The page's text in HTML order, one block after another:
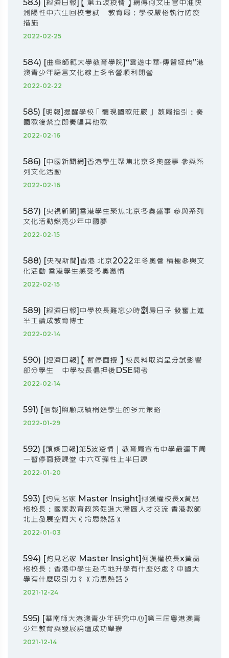
583) [經濟日報]【第五波疫情】網傳何文田官中准快
測陽性中六生回校考試 教育局：學校嚴格執行防疫
措施
2022-02-25
584) [曲阜師範大學教育學院]“雲遊中華·傳習經典”港
澳青少年語言文化線上冬令營順利閉營
2022-02-22
585) [明報]提醒學校「體現國歌莊嚴」 教局指引：奏
國歌後禁立即奏唱其他歌
2022-02-16
586) [中國新聞網]香港學生聚焦北京冬奧盛事 參與系
列文化活動
2022-02-16
587) [央視新聞]香港學生聚焦北京冬奧盛事 參與系列
文化活動燃亮少年中國夢
2022-02-15
588) [央視新聞]香港 北京2022年冬奧會 積極參與文
化活動 香港學生感受冬奧激情
2022-02-15
589) [經濟日報]中學校長難忘少時劏房日子 發奮上進
半工讀成教育博士
2022-02-14
590) [經濟日報]【暫停面授】校長料取消呈分試影響
部分學生 中學校長倡押後DSE開考
2022-02-14
591) [信報]照顧成績稍遜學生的多元策略
2022-01-29
592) [頭條日報]第5波疫情｜教育局宣布中學最遲下周
一暫停面授課堂 中六可彈性上半日課
2022-01-20
593) [灼見名家 Master Insight]何漢權校長x黃晶
榕校長：國家教育政策促進大灣區人才交流 香港教師
北上發展空間大《冷思熱話》
2022-01-03
594) [灼見名家 Master Insight]何漢權校長x黃晶
榕校長：香港中學生赴內地升學有什麼好處？中國大
學有什麼吸引力？《冷思熱話》
2021-12-24
595) [華南師大港澳青少年研究中心]第三屆粵港澳青
少年教育與發展論壇成功舉辦
2021-12-14